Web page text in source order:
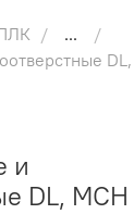
...
и
DL, MCH